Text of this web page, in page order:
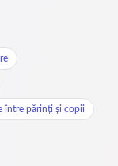
între părinți și copii